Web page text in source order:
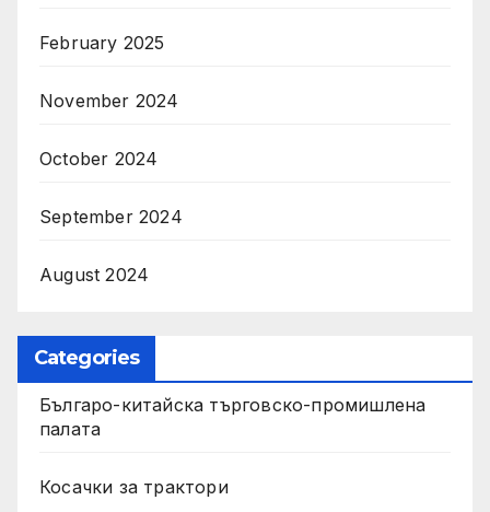
February 2025
November 2024
October 2024
September 2024
August 2024
Categories
Българо-китайска търговско-промишлена
палата
Косачки за трактори